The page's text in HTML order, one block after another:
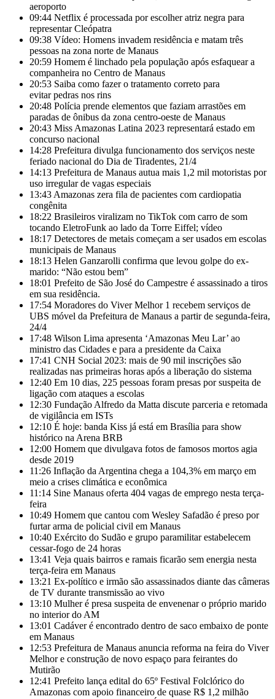
aeroporto
09:44 Netflix é processada por escolher atriz negra para
representar Cleópatra
09:38 Vídeo: Homens invadem residência e matam três
pessoas na zona norte de Manaus
20:59 Homem é linchado pela população após esfaquear a
companheira no Centro de Manaus
20:53 Saiba como fazer o tratamento correto para
evitar pedras nos rins
20:48 Polícia prende elementos que faziam arrastões em
paradas de ônibus da zona centro-oeste de Manaus
20:43 Miss Amazonas Latina 2023 representará estado em
concurso nacional
14:28 Prefeitura divulga funcionamento dos serviços neste
feriado nacional do Dia de Tiradentes, 21/4
14:13 Prefeitura de Manaus autua mais 1,2 mil motoristas por
uso irregular de vagas especiais
13:43 Amazonas zera fila de pacientes com cardiopatia
congênita
18:22 Brasileiros viralizam no TikTok com carro de som
tocando EletroFunk ao lado da Torre Eiffel; vídeo
18:17 Detectores de metais começam a ser usados em escolas
municipais de Manaus
18:13 Helen Ganzarolli confirma que levou golpe do ex-
marido: “Não estou bem”
18:01 Prefeito de São José do Campestre é assassinado a tiros
em sua residência.
17:54 Moradores do Viver Melhor 1 recebem serviços de
UBS móvel da Prefeitura de Manaus a partir de segunda-feira,
24/4
17:48 Wilson Lima apresenta ‘Amazonas Meu Lar’ ao
ministro das Cidades e para a presidente da Caixa
17:41 CNH Social 2023: mais de 90 mil inscrições são
realizadas nas primeiras horas após a liberação do sistema
12:40 Em 10 dias, 225 pessoas foram presas por suspeita de
ligação com ataques a escolas
12:30 Fundação Alfredo da Matta discute parceria e retomada
de vigilância em ISTs
12:10 É hoje: banda Kiss já está em Brasília para show
histórico na Arena BRB
12:00 Homem que divulgava fotos de famosos mortos agia
desde 2019
11:26 Inflação da Argentina chega a 104,3% em março em
meio a crises climática e econômica
11:14 Sine Manaus oferta 404 vagas de emprego nesta terça-
feira
10:49 Homem que cantou com Wesley Safadão é preso por
furtar arma de policial civil em Manaus
10:40 Exército do Sudão e grupo paramilitar estabelecem
cessar-fogo de 24 horas
13:41 Veja quais bairros e ramais ficarão sem energia nesta
terça-feira em Manaus
13:21 Ex-político e irmão são assassinados diante das câmeras
de TV durante transmissão ao vivo
13:10 Mulher é presa suspeita de envenenar o próprio marido
no interior do AM
13:01 Cadáver é encontrado dentro de saco embaixo de ponte
em Manaus
12:53 Prefeitura de Manaus anuncia reforma na feira do Viver
Melhor e construção de novo espaço para feirantes do
Mutirão
12:41 Prefeito lança edital do 65º Festival Folclórico do
Amazonas com apoio financeiro de quase R$ 1,2 milhão